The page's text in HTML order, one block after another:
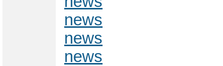
news
news
news